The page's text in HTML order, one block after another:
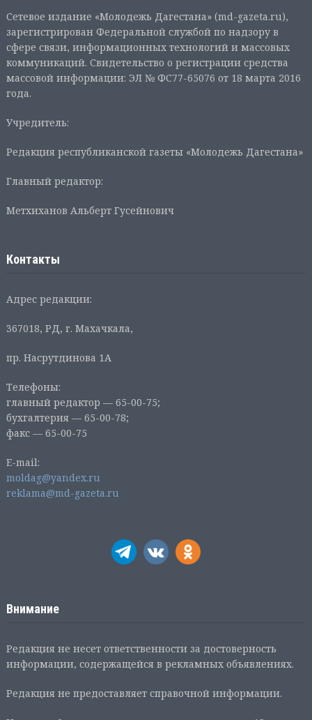
Сетевое издание «Молодежь Дагестана» (md-gazeta.ru),
зарегистрирован Федеральной службой по надзору в
сфере связи, информационных технологий и массовых
коммуникаций. Свидетельство о регистрации средства
массовой информации: ЭЛ № ФС77-65076 от 18 марта 2016
года.
Учредитель:
Редакция республиканской газеты «Молодежь Дагестана»
Главный редактор:
Метхиханов Альберт Гусейнович
Контакты
Адрес редакции:
367018, РД, г. Махачкала,
пр. Насрутдинова 1А
Телефоны:
главный редактор — 65-00-75;
бухгалтерия — 65-00-78;
факс — 65-00-75
E-mail:
moldag@yandex.ru
reklama@md-gazeta.ru
Внимание
Редакция не несет ответственности за достоверность
информации, содержащейся в рекламных объявлениях.
Редакция не предоставляет справочной информации.